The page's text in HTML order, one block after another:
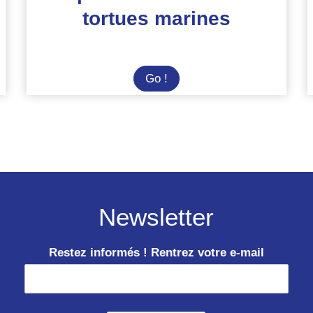
tortues marines
Go !Summer
Camp
tortues
Newsletter
Restez informés ! Rentrez votre e-mail